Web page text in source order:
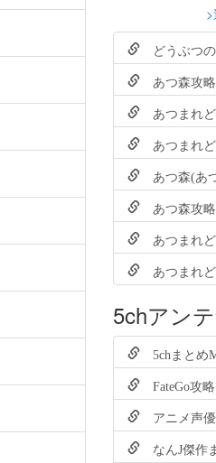
どうぶつ
あつ森攻略
あつまれ
あつまれ
あつ森(あ
あつ森攻略
あつまれど
あつまれ
5chアン
5chまとめ
FateGo攻
アニメ声優
なんJ傑作